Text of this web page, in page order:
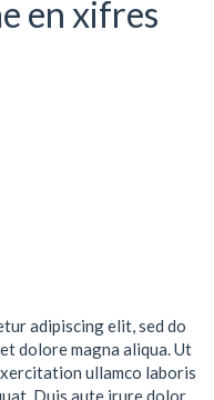
en xifres
adipiscing elit, sed do
dolore magna aliqua. Ut
ullamco laboris
Duis aute irure dolor